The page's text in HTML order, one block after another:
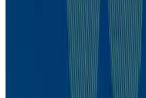
Mario Mesquita